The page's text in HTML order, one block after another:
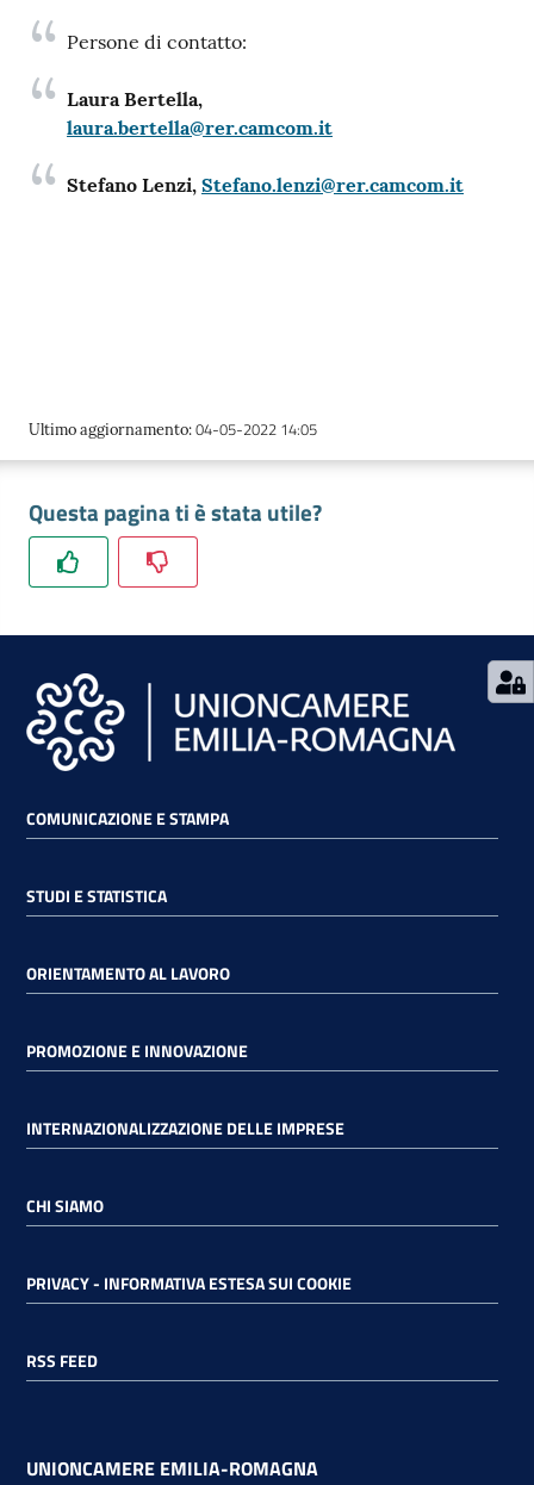
Persone di contatto:
Laura Bertella,
laura.bertella@rer.camcom.it
Stefano Lenzi, Stefano.lenzi@rer.camcom.it
Ultimo aggiornamento:04-05-2022 14:05
Questa pagina ti è stata utile?
COMUNICAZIONE E STAMPA
STUDI E STATISTICA
ORIENTAMENTO AL LAVORO
PROMOZIONE E INNOVAZIONE
INTERNAZIONALIZZAZIONE DELLE IMPRESE
CHI SIAMO
PRIVACY - INFORMATIVA ESTESA SUI COOKIE
RSS FEED
UNIONCAMERE EMILIA-ROMAGNA